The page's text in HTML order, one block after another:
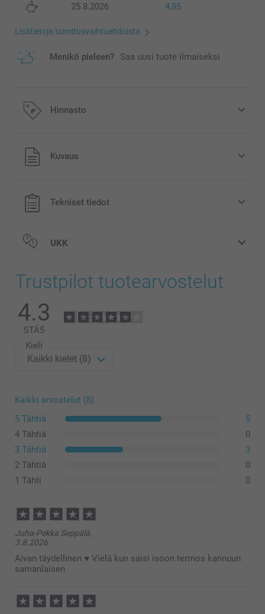
25.8.2026 4,95
Lisätietoja toimitusvaihtoehdoista
Menikö pieleen? Saa uusi tuote ilmaiseksi
Hinnasto
Kaikki hinnat ovat euroina, sisältävät arvonlisäveron ja
eivät sisällä postikuluja.
Kuvaus
Tekniset tiedot
Lue täältä lisätietoja termospullon
lämmönsäilytyskyvystä
UKK
Trustpilot tuotearvostelut
4.3
STÄ5
Kieli
Kaikki arvostelut (8)
5 Tähtiä
5
4 Tähtiä
0
3 Tähtiä
3
2 Tähtiä
0
1 Tähti
0
Juha-Pekka Seppälä,
3.8.2026
Aivan täydellinen ♥️ Vielä kun saisi isoon termos kannuun
samanlaisen